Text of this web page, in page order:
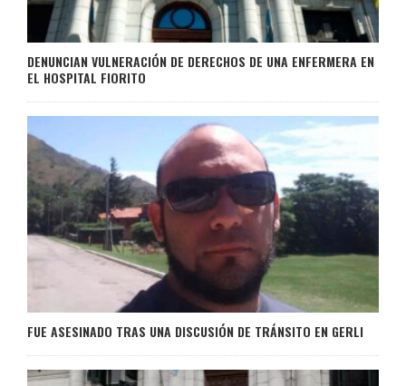
DENUNCIAN VULNERACIÓN DE DERECHOS DE UNA ENFERMERA EN
EL HOSPITAL FIORITO
FUE ASESINADO TRAS UNA DISCUSIÓN DE TRÁNSITO EN GERLI